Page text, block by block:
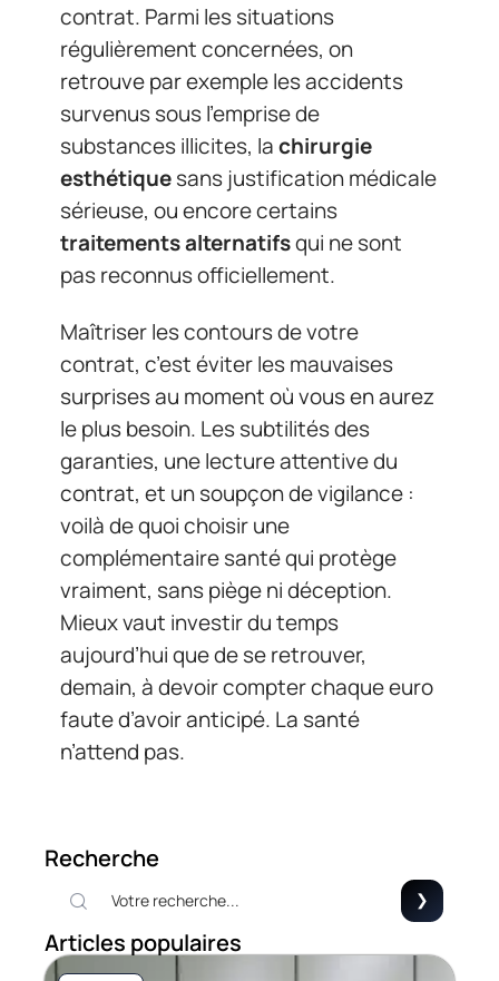
contrat. Parmi les situations
régulièrement concernées, on
retrouve par exemple les accidents
survenus sous l’emprise de
substances illicites, lachirurgie
esthétiquesans justification médicale
sérieuse, ou encore certains
traitements alternatifsqui ne sont
pas reconnus officiellement.
Maîtriser les contours de votre
contrat, c’est éviter les mauvaises
surprises au moment où vous en aurez
le plus besoin. Les subtilités des
garanties, une lecture attentive du
contrat, et un soupçon de vigilance :
voilà de quoi choisir une
complémentaire santé qui protège
vraiment, sans piège ni déception.
Mieux vaut investir du temps
aujourd’hui que de se retrouver,
demain, à devoir compter chaque euro
faute d’avoir anticipé. La santé
n’attend pas.
Recherche
Articles populaires